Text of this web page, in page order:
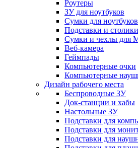
Роутеры
ЗУ для ноутбуков
Сумки для ноутбуков
Подставки и
Сумки и чехлы для
Веб-камера
Геймпады
Компьютерные очки
Компьютерные
Дизайн рабочего места
Беспроводные ЗУ
Док-станции и хабы
Настольные ЗУ
Подставки для
Подставки для
Подставки для